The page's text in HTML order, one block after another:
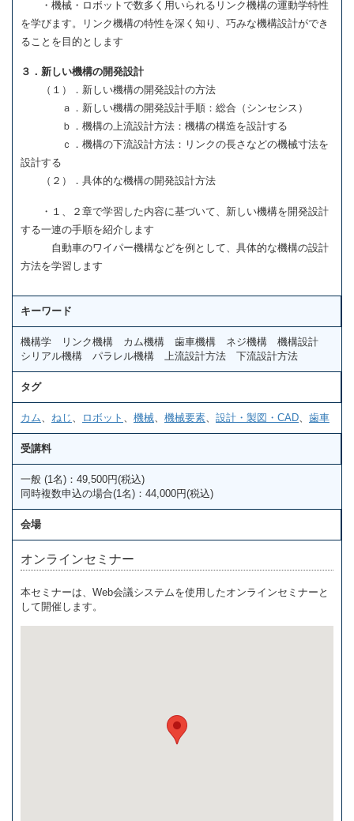
・機械・ロボットで数多く用いられるリンク機構の運動学特性
を学びます。リンク機構の特性を深く知り、巧みな機構設計ができ
ることを目的とします
３．新しい機構の開発設計
（１）．新しい機構の開発設計の方法
ａ．新しい機構の開発設計手順：総合（シンセシス）
ｂ．機構の上流設計方法：機構の構造を設計する
ｃ．機構の下流設計方法：リンクの長さなどの機械寸法を
設計する
（２）．具体的な機構の開発設計方法
・１、２章で学習した内容に基づいて、新しい機構を開発設計
する一連の手順を紹介します
自動車のワイパー機構などを例として、具体的な機構の設計
方法を学習します
キーワード
機構学 リンク機構 カム機構 歯車機構 ネジ機構 機構設計
シリアル機構 パラレル機構 上流設計方法 下流設計方法
タグ
カム ねじ ロボット 機械 機械要素 設計・製図・CAD 歯車
受講料
一般 (1名)：49,500円(税込)
同時複数申込の場合(1名)：44,000円(税込)
会場
オンラインセミナー
本セミナーは、Web会議システムを使用したオンラインセミナーと
して開催します。